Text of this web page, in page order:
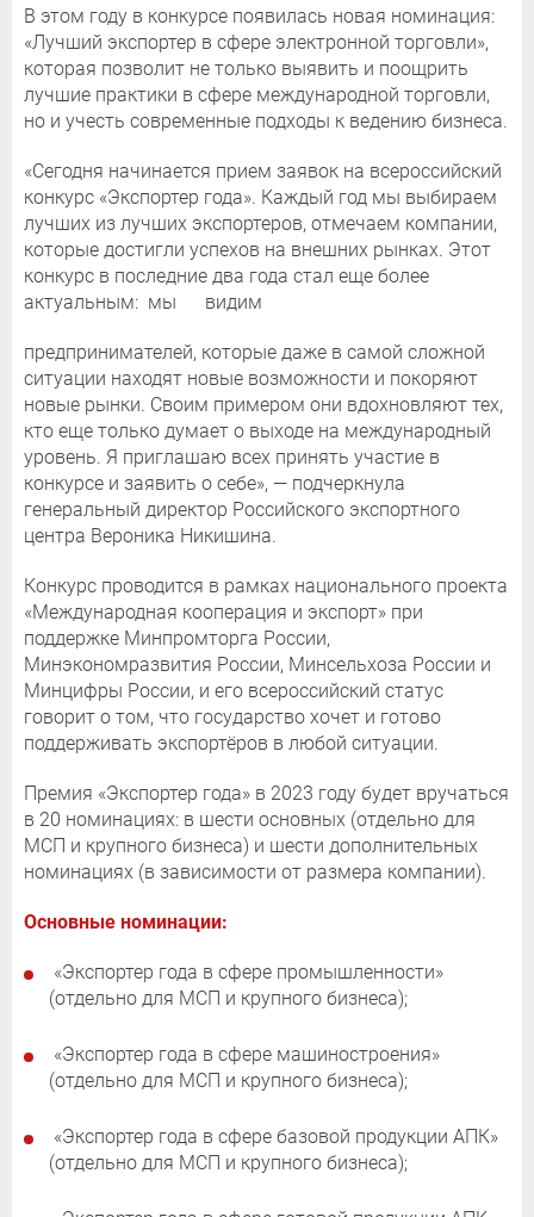
В этом году в конкурсе появилась новая номинация:
«Лучший экспортер в сфере электронной торговли»,
которая позволит не только выявить и поощрить
лучшие практики в сфере международной торговли,
но и учесть современные подходы к ведению бизнеса.
«Сегодня начинается прием заявок на всероссийский
конкурс «Экспортер года». Каждый год мы выбираем
лучших из лучших экспортеров, отмечаем компании,
которые достигли успехов на внешних рынках. Этот
конкурс в последние два года стал еще более
актуальным: мы видим
предпринимателей, которые даже в самой сложной
ситуации находят новые возможности и покоряют
новые рынки. Своим примером они вдохновляют тех,
кто еще только думает о выходе на международный
уровень. Я приглашаю всех принять участие в
конкурсе и заявить о себе», — подчеркнула
генеральный директор Российского экспортного
центра Вероника Никишина.
Конкурс проводится в рамках национального проекта
«Международная кооперация и экспорт» при
поддержке Минпромторга России,
Минэкономразвития России, Минсельхоза России и
Минцифры России, и его всероссийский статус
говорит о том, что государство хочет и готово
поддерживать экспортёров в любой ситуации.
Премия «Экспортер года» в 2023 году будет вручаться
в 20 номинациях: в шести основных (отдельно для
МСП и крупного бизнеса) и шести дополнительных
номинациях (в зависимости от размера компании).
Основные номинации:
«Экспортер года в сфере промышленности»
(отдельно для МСП и крупного бизнеса);
«Экспортер года в сфере машиностроения»
(отдельно для МСП и крупного бизнеса);
«Экспортер года в сфере базовой продукции АПК»
(отдельно для МСП и крупного бизнеса);